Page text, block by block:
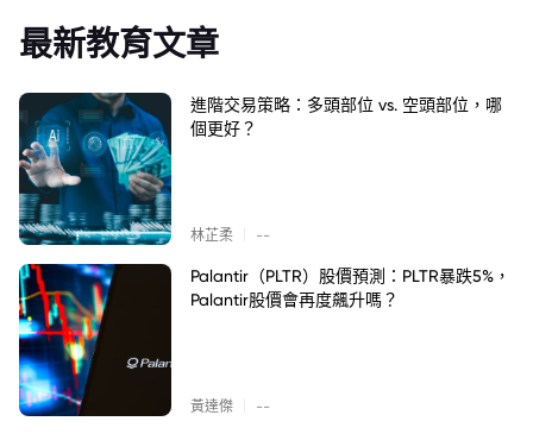
最新教育文章
進階交易策略：多頭部位 vs. 空頭部位，哪
個更好？
林芷柔 --
Palantir（PLTR）股價預測：PLTR暴跌5%，
Palantir股價會再度飆升嗎？
黃達傑 --